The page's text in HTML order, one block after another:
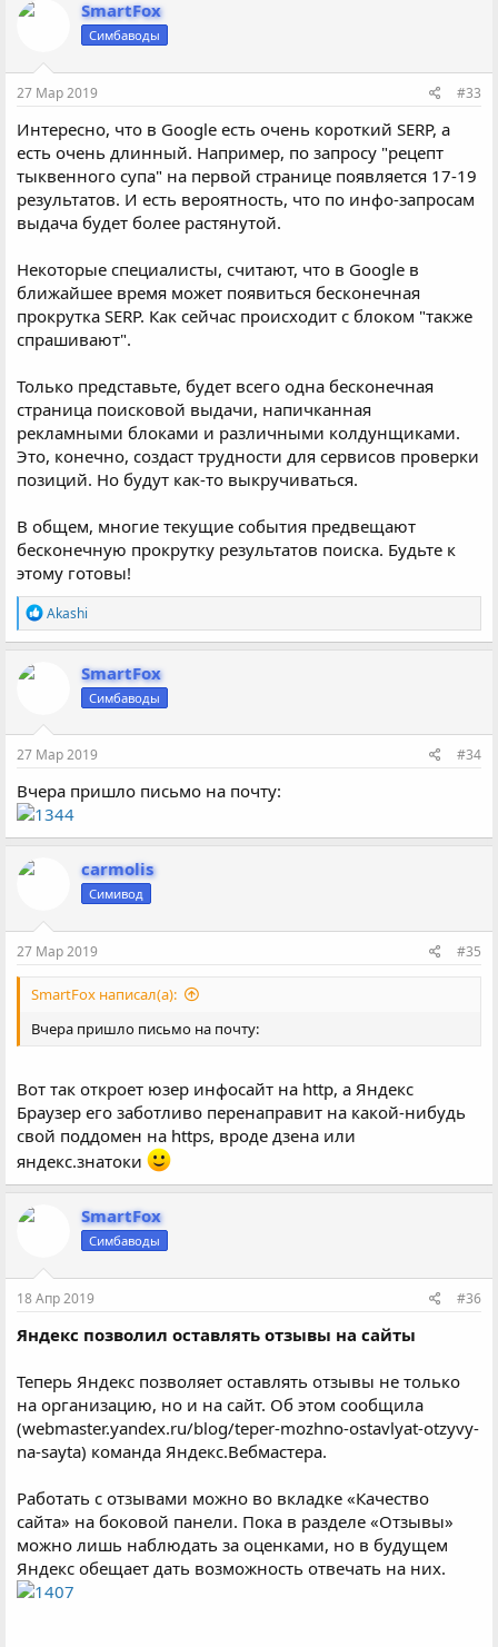
SmartFox
Симбаводы
27 Мар 2019 #33
Интересно, что в Google есть очень короткий SERP, а
есть очень длинный. Например, по запросу "рецепт
тыквенного супа" на первой странице появляется 17-19
результатов. И есть вероятность, что по инфо-запросам
выдача будет более растянутой.
Некоторые специалисты, считают, что в Google в
ближайшее время может появиться бесконечная
прокрутка SERP. Как сейчас происходит с блоком "также
спрашивают".
Только представьте, будет всего одна бесконечная
страница поисковой выдачи, напичканная
рекламными блоками и различными колдунщиками.
Это, конечно, создаст трудности для сервисов проверки
позиций. Но будут как-то выкручиваться.
В общем, многие текущие события предвещают
бесконечную прокрутку результатов поиска. Будьте к
этому готовы!
Р
е
а
:
Akashi
SmartFox
Симбаводы
27 Мар 2019 #34
Вчера пришло письмо на почту:
carmolis
Симивод
27 Мар 2019 #35
SmartFox написал(а):
Вчера пришло письмо на почту:
Вот так откроет юзер инфосайт на http, а Яндекс
Браузер его заботливо перенаправит на какой-нибудь
свой поддомен на https, вроде дзена или
яндекс.знатоки
SmartFox
Симбаводы
18 Апр 2019 #36
Яндекс позволил оставлять отзывы на сайты
Теперь Яндекс позволяет оставлять отзывы не только
на организацию, но и на сайт. Об этом сообщила
(webmaster.yandex.ru/blog/teper-mozhno-ostavlyat-otzyvy-
na-sayta) команда Яндекс.Вебмастера.
Работать с отзывами можно во вкладке «Качество
сайта» на боковой панели. Пока в разделе «Отзывы»
можно лишь наблюдать за оценками, но в будущем
Яндекс обещает дать возможность отвечать на них.